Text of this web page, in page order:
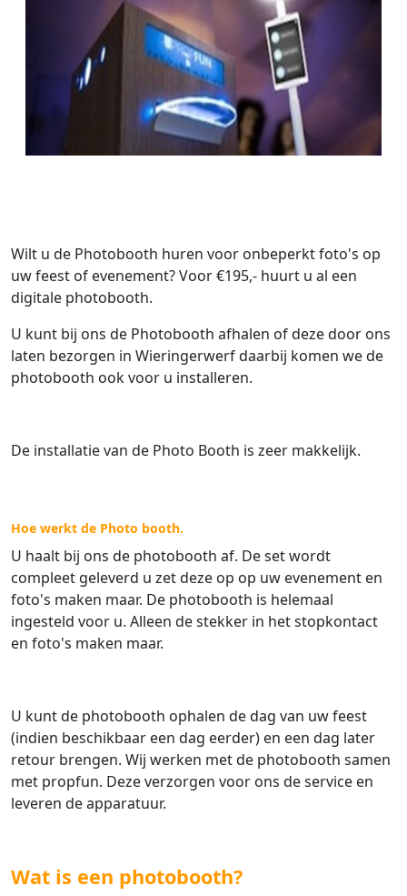
Wilt u de Photobooth huren voor onbeperkt foto's op
uw feest of evenement? Voor €195,- huurt u al een
digitale photobooth.
U kunt bij ons de Photobooth afhalen of deze door ons
laten bezorgen in Wieringerwerf daarbij komen we de
photobooth ook voor u installeren.
De installatie van de Photo Booth is zeer makkelijk.
Hoe werkt de Photo booth.
U haalt bij ons de photobooth af. De set wordt
compleet geleverd u zet deze op op uw evenement en
foto's maken maar. De photobooth is helemaal
ingesteld voor u. Alleen de stekker in het stopkontact
en foto's maken maar.
U kunt de photobooth ophalen de dag van uw feest
(indien beschikbaar een dag eerder) en een dag later
retour brengen. Wij werken met de photobooth samen
met propfun. Deze verzorgen voor ons de service en
leveren de apparatuur.
Wat is een photobooth?